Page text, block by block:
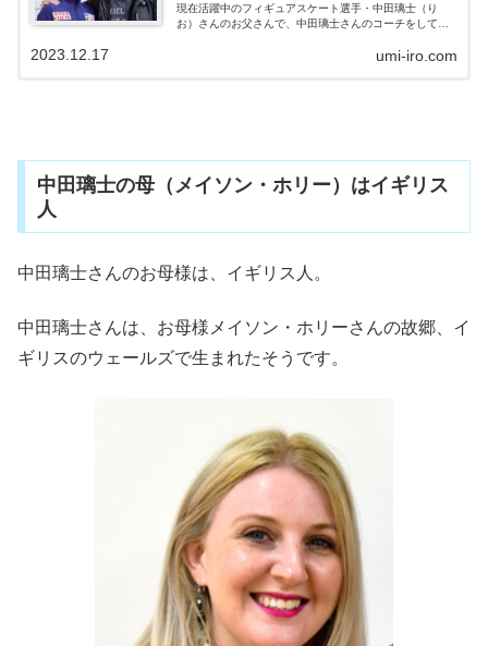
現在活躍中のフィギュアスケート選手・中田璃士（り
お）さんのお父さんで、中田璃士さんのコーチをしてい
（福岡大学でフィギュアをしていた時代）や結婚の時期
しているようです。どのような方なのでしょうか？イケ
メ...
umi-iro.com
2023.12.17
中田璃士の母（メイソン・ホリー）はイギリス
人
中田璃士さんのお母様は、イギリス人。
中田璃士さんは、お母様メイソン・ホリーさんの故郷、イ
ギリスのウェールズで生まれたそうです。